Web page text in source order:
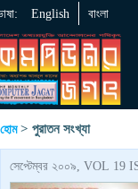
English বাংলা
হোম> পুরাতন সংখ্যা
সেপ্টেম্বর ২০০৯, VOL 19